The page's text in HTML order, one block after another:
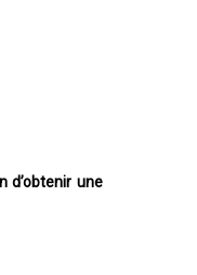
d’obtenir une